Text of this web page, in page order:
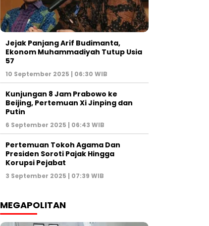
Jejak Panjang Arif Budimanta,
Ekonom Muhammadiyah Tutup Usia
57
10 September 2025 | 06:30 WIB
Kunjungan 8 Jam Prabowo ke
Beijing, Pertemuan Xi Jinping dan
Putin
6 September 2025 | 06:43 WIB
Pertemuan Tokoh Agama Dan
Presiden Soroti Pajak Hingga
Korupsi Pejabat
3 September 2025 | 07:39 WIB
MEGAPOLITAN